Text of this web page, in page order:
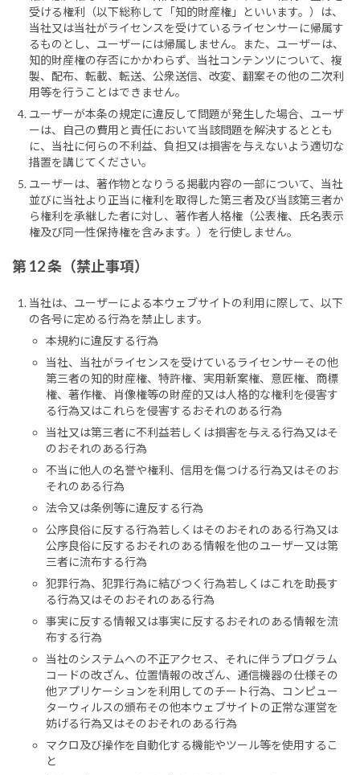
受ける権利（以下総称して「知的財産権」といいます。）は、
当社又は当社がライセンスを受けているライセンサーに帰属す
るものとし、ユーザーには帰属しません。また、ユーザーは、
知的財産権の存否にかかわらず、当社コンテンツについて、複
製、配布、転載、転送、公衆送信、改変、翻案その他の二次利
用等を行うことはできません。
ユーザーが本条の規定に違反して問題が発生した場合、ユーザ
ーは、自己の費用と責任において当該問題を解決するととも
に、当社に何らの不利益、負担又は損害を与えないよう適切な
措置を講じてください。
ユーザーは、著作物となりうる掲載内容の一部について、当社
並びに当社より正当に権利を取得した第三者及び当該第三者か
ら権利を承継した者に対し、著作者人格権（公表権、氏名表示
権及び同一性保持権を含みます。）を行使しません。
第 12 条（禁止事項）
当社は、ユーザーによる本ウェブサイトの利用に際して、以下
の各号に定める行為を禁止します。
本規約に違反する行為
当社、当社がライセンスを受けているライセンサーその他
第三者の知的財産権、特許権、実用新案権、意匠権、商標
権、著作権、肖像権等の財産的又は人格的な権利を侵害す
る行為又はこれらを侵害するおそれのある行為
当社又は第三者に不利益若しくは損害を与える行為又はそ
のおそれのある行為
不当に他人の名誉や権利、信用を傷つける行為又はそのお
それのある行為
法令又は条例等に違反する行為
公序良俗に反する行為若しくはそのおそれのある行為又は
公序良俗に反するおそれのある情報を他のユーザー又は第
三者に流布する行為
犯罪行為、犯罪行為に結びつく行為若しくはこれを助長す
る行為又はそのおそれのある行為
事実に反する情報又は事実に反するおそれのある情報を流
布する行為
当社のシステムへの不正アクセス、それに伴うプログラム
コードの改ざん、位置情報の改ざん、通信機器の仕様その
他アプリケーションを利用してのチート行為、コンピュー
ターウィルスの頒布その他本ウェブサイトの正常な運営を
妨げる行為又はそのおそれのある行為
マクロ及び操作を自動化する機能やツール等を使用するこ
と